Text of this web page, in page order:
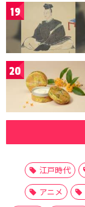
19
20
江戸時代
アニメ